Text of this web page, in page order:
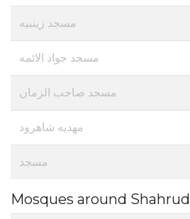
مسجد زینبیه
مسجد جواد الائمه
مسجد صاحب الزمان
مهدیه شاهرود
مسجد
Mosques around Shahrud